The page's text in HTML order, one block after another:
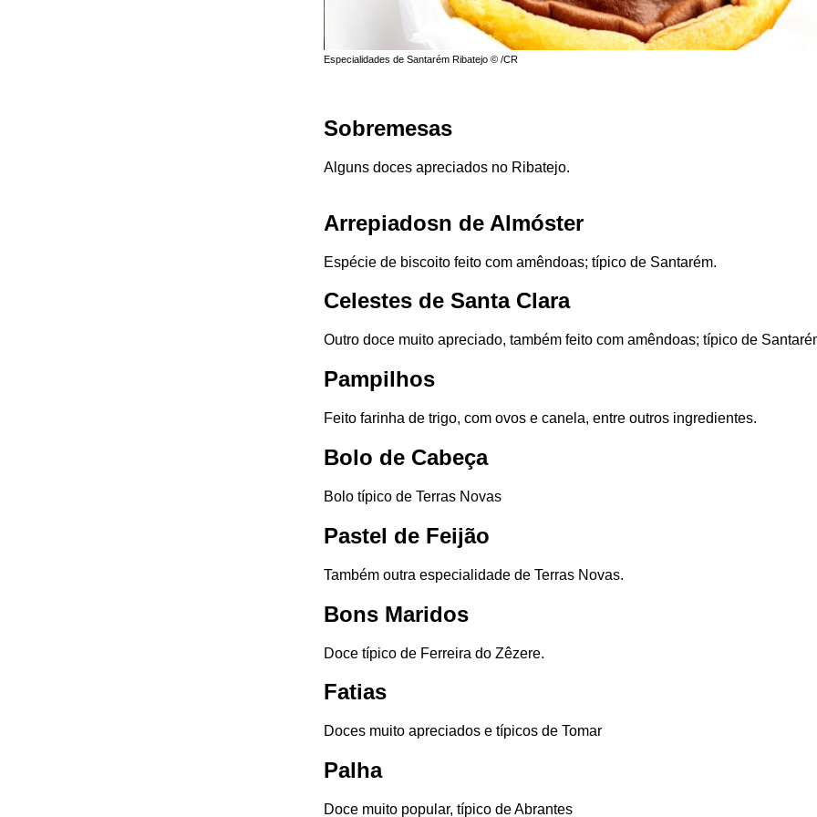
Especialidades de Santarém Ribatejo © /CR
Sobremesas
Alguns doces apreciados no Ribatejo.
Arrepiadosn de Almóster
Espécie de biscoito feito com amêndoas; típico de Santarém.
Celestes de Santa Clara
Outro doce muito apreciado, também feito com amêndoas; típico de
Pampilhos
Feito farinha de trigo, com ovos e canela, entre outros ingredientes.
Bolo de Cabeça
Bolo típico de Terras Novas
Pastel de Feijão
Também outra especialidade de Terras Novas.
Bons Maridos
Doce típico de Ferreira do Zêzere.
Fatias
Doces muito apreciados e típicos de Tomar
Palha
Doce muito popular, típico de Abrantes